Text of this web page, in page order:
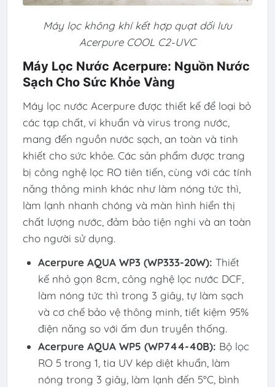
Máy lọc không khí kết hợp quạt dối lưu
Acerpure COOL C2-UVC
Máy Lọc Nước Acerpure: Nguồn Nước
Sạch Cho Sức Khỏe Vàng
Máy lọc nước Acerpure được thiết kế để loại bỏ
các tạp chất, vi khuẩn và virus trong nước,
mang đến nguồn nước sạch, an toàn và tinh
khiết cho sức khỏe. Các sản phẩm được trang
bị công nghệ lọc RO tiên tiến, cùng với các tính
năng thông minh khác như làm nóng tức thì,
làm lạnh nhanh chóng và màn hình hiển thị
chất lượng nước, đảm bảo tiện nghi và an toàn
cho người sử dụng.
Acerpure AQUA WP3 (WP333-20W): Thiết
kế nhỏ gọn 8cm, công nghệ lọc nước DCF,
làm nóng tức thì trong 3 giây, tự làm sạch
và cơ chế bảo vệ thông minh, tiết kiệm 95%
điện năng so với ấm đun truyền thống.
Acerpure AQUA WP5 (WP744-40B): Bộ lọc
RO 5 trong 1, tia UV kép diệt khuẩn, làm
nóng trong 3 giây, làm lạnh đến 5°C, bình